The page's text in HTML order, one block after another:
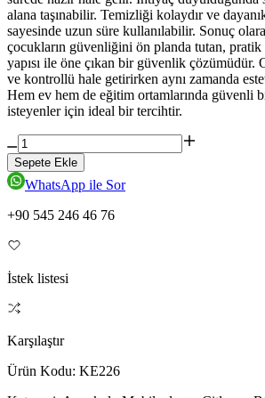
alana taşınabilir. Temizliği kolaydır ve
sayesinde uzun süre kullanılabilir. Sonuç
çocukların güvenliğini ön planda tutan,
yapısı ile öne çıkan bir güvenlik çözümüdür.
ve kontrollü hale getirirken aynı zamanda
Hem ev hem de eğitim ortamlarında güvenli
isteyenler için ideal bir tercihtir.
Sepete Ekle
WhatsApp ile Sor
+90 545 246 46 76
İstek listesi
Karşılaştır
Ürün Kodu: KE226